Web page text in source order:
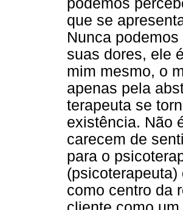
podemos
que se
Nunca
suas dores, ele
mim mesmo, o
apenas pela
terapeuta se
existência. Não
carecem de
para o
como centro da